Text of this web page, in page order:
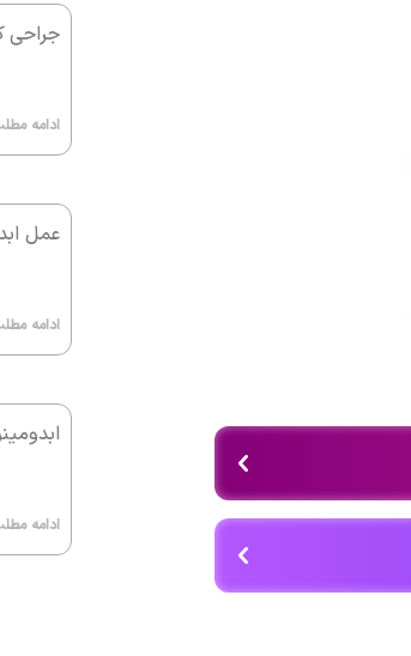
جراحی
ادامه
عمل
ادامه
ادامه